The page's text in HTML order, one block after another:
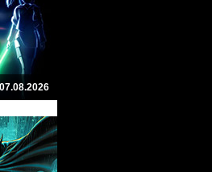
07.08.2026